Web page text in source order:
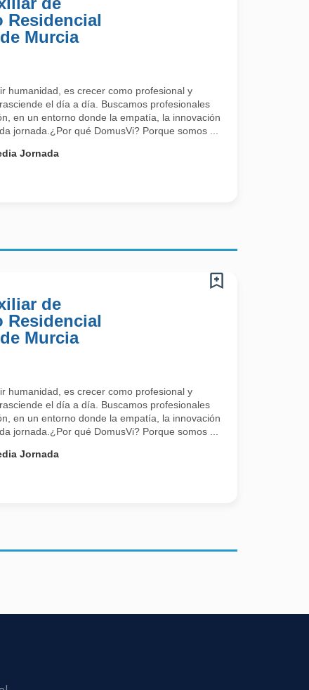
Residencial
Murcia
humanidad, es crecer como profesional y
el día a día. Buscamos profesionales
en un entorno donde la empatía, la innovación
jornada.¿Por qué DomusVi? Porque somos ...
Jornada
de
Residencial
Murcia
humanidad, es crecer como profesional y
el día a día. Buscamos profesionales
en un entorno donde la empatía, la innovación
jornada.¿Por qué DomusVi? Porque somos ...
Jornada